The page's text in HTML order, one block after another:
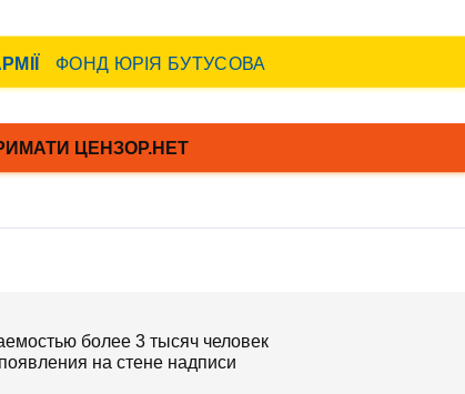
более 3 тысяч человек
на стене надписи